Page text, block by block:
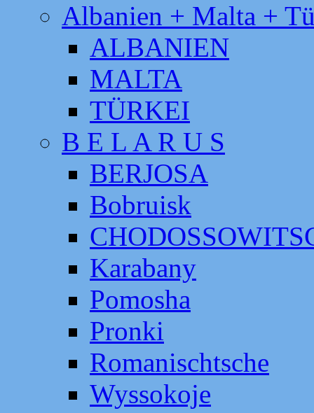
Albanien + Malta +
ALBANIEN
MALTA
TÜRKEI
B E L A R U S
BERJOSA
Bobruisk
Karabany
Pomosha
Pronki
Romanischtsche
Wyssokoje